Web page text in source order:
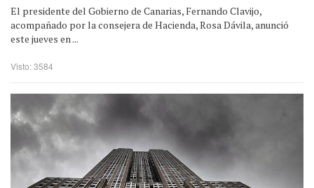
El presidente del Gobierno de Canarias, Fernando Clavijo,
acompañado por la consejera de Hacienda, Rosa Dávila, anunció
este jueves en ...
Visto: 3584